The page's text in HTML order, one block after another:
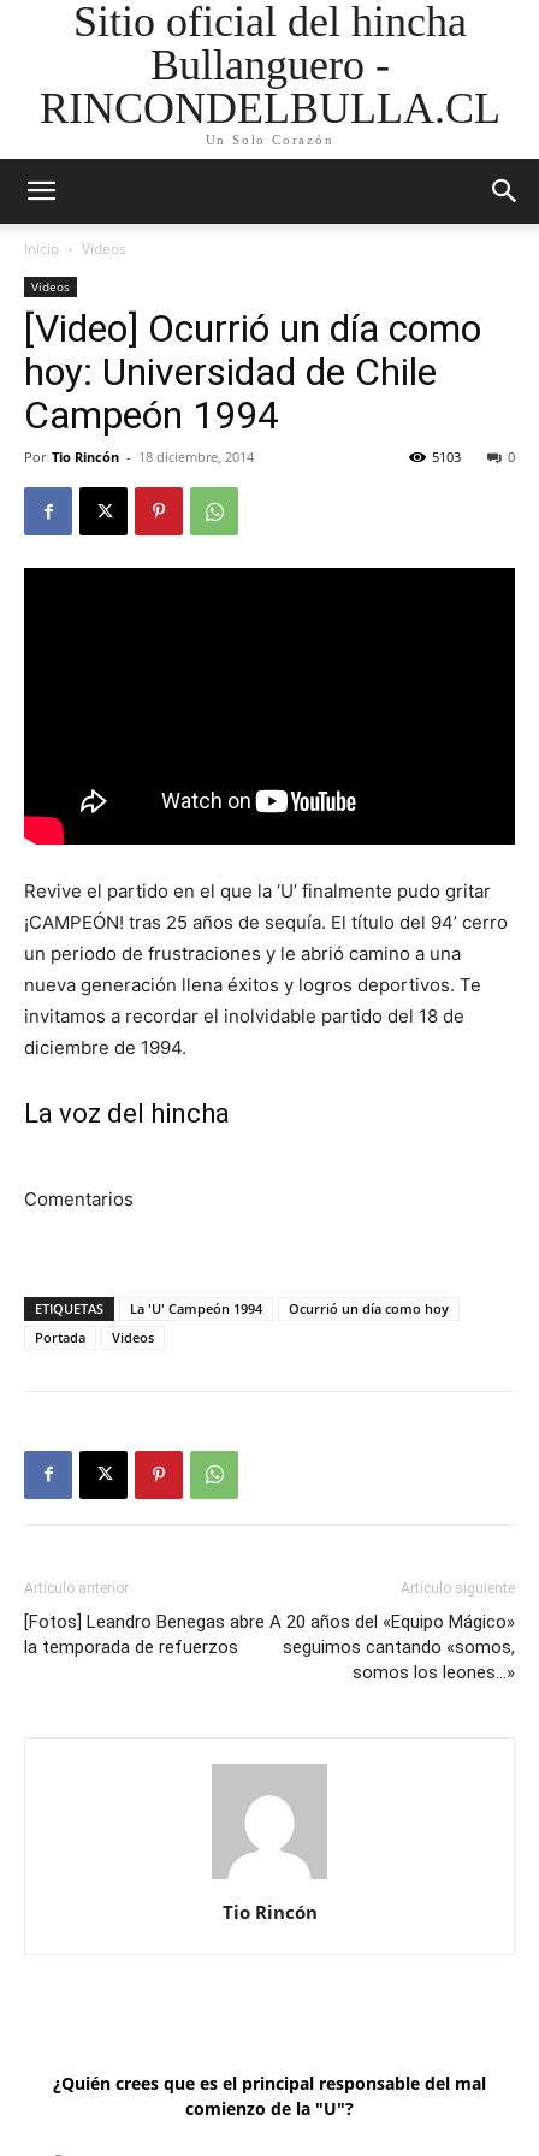
Sitio oficial del hincha
Bullanguero -
RINCONDELBULLA.CL
Un Solo Corazón
Inicio Videos
Videos
[Video] Ocurrió un día como
hoy: Universidad de Chile
Campeón 1994
Por Tio Rincón - 18 diciembre, 2014 0
5103
Revive el partido en el que la ‘U’ finalmente pudo gritar
¡CAMPEÓN! tras 25 años de sequía. El título del 94’ cerro
un periodo de frustraciones y le abrió camino a una
nueva generación llena éxitos y logros deportivos. Te
invitamos a recordar el inolvidable partido del 18 de
diciembre de 1994.
La voz del hincha
Comentarios
ETIQUETAS La 'U' Campeón 1994
Ocurrió un día como hoy
Portada
Videos
Artículo anterior
[Fotos] Leandro Benegas abre
la temporada de refuerzos
Artículo siguiente
A 20 años del «Equipo Mágico»
seguimos cantando «somos,
somos los leones…»
Tio Rincón
¿Quién crees que es el principal responsable del mal
comienzo de la "U"?